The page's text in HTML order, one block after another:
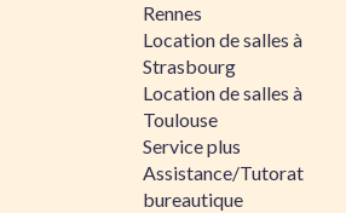
Rennes
Location de salles à
Strasbourg
Location de salles à
Toulouse
Service plus
Assistance/Tutorat
bureautique